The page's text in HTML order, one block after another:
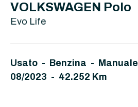
VOLKSWAGEN Polo
Evo Life
Usato - Benzina - Manuale
08/2023 - 42.252 Km